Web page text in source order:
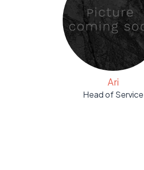
Ari
Head of Service